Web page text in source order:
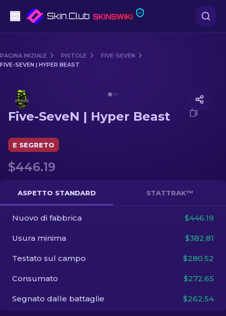
Fascia media
Fucile di precisione
Coltelli
Guanto
Casse
Altro
PAGINA INIZIALE PISTOLE
FIVE-SEVEN
FIVE-SEVEN | HYPER BEAST
Five-SeveN | Hyper Beast
E SEGRETO
$446.19
ASPETTO STANDARD STATTRAK™
Nuovo di fabbrica $446.19
Usura minima $382.81
Testato sul campo $280.52
Consumato $272.65
Segnato dalle battaglie $262.54